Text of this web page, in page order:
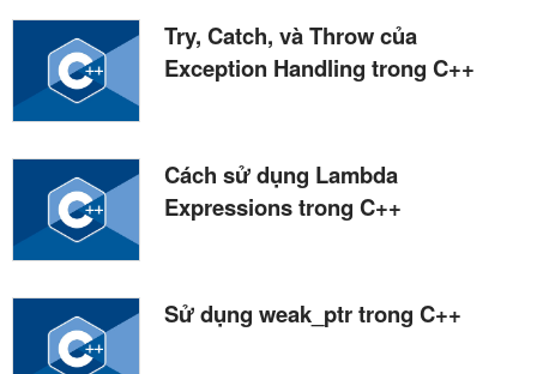
Try, Catch, và Throw của
Exception Handling trong C++
Cách sử dụng Lambda
Expressions trong C++
Sử dụng weak_ptr trong C++